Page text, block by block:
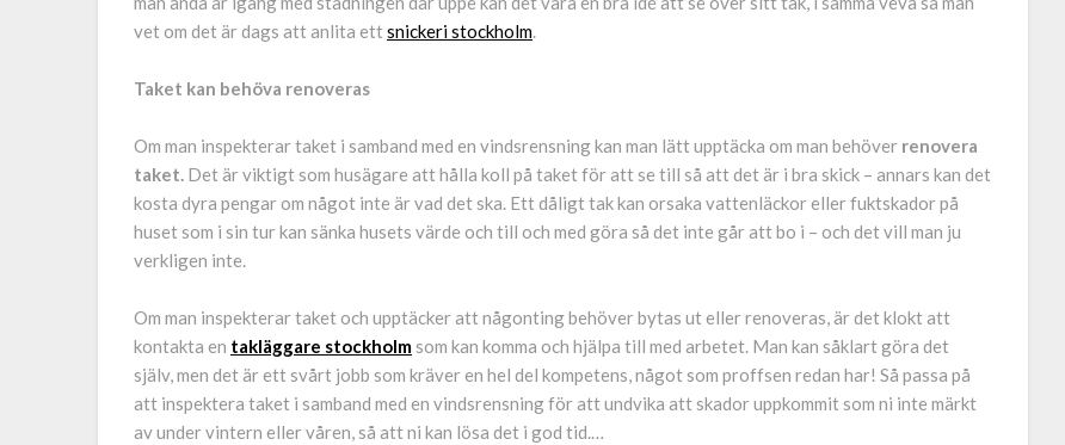
vet om det är dags att anlita ettsnickeri stockholm.
Taket kan behöva renoveras
Om man inspekterar taket i samband med en vindsrensning kan man lätt upptäcka om man behöver renovera
taket. Det är viktigt som husägare att hålla koll på taket för att se till så att det är i bra skick – annars kan det
kosta dyra pengar om något inte är vad det ska. Ett dåligt tak kan orsaka vattenläckor eller fuktskador på
huset som i sin tur kan sänka husets värde och till och med göra så det inte går att bo i – och det vill man ju
verkligen inte.
Om man inspekterar taket och upptäcker att någonting behöver bytas ut eller renoveras, är det klokt att
kontakta en takläggare stockholmsom kan komma och hjälpa till med arbetet. Man kan såklart göra det
själv, men det är ett svårt jobb som kräver en hel del kompetens, något som proffsen redan har! Så passa på
att inspektera taket i samband med en vindsrensning för att undvika att skador uppkommit som ni inte märkt
av under vintern eller våren, så att ni kan lösa det i god tid.…